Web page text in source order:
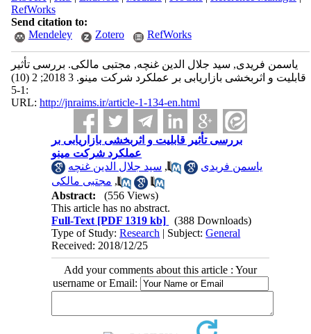
RefWorks
Send citation to:
Mendeley
Zotero RefWorks
یاسمن فریدی, سید جلال الدین غنچه, مجتبی مالکی. بررسی تأثیر
قابلیت و اثربخشی بازاریابی بر عملکرد شرکت مینو. 3 2018; 2 (10)
:1-5
URL: http://jnraims.ir/article-1-134-en.html
بررسی تأثیر قابلیت و اثربخشی بازاریابی بر
عملکرد شرکت مینو
یاسمن فریدی
, سید جلال الدین غنچه
, مجتبی مالکی
Abstract:
(556 Views)
This article has no abstract.
Full-Text [PDF 1319 kb]
(388 Downloads)
Type of Study:Research | Subject:General
Received: 2018/12/25
Add your comments about this article : Your
username or Email: